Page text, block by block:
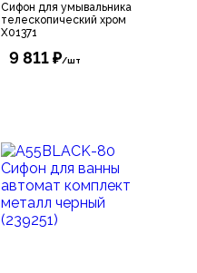
Сифон для умывальника
телескопический хром
X01371
9 811 ₽/шт